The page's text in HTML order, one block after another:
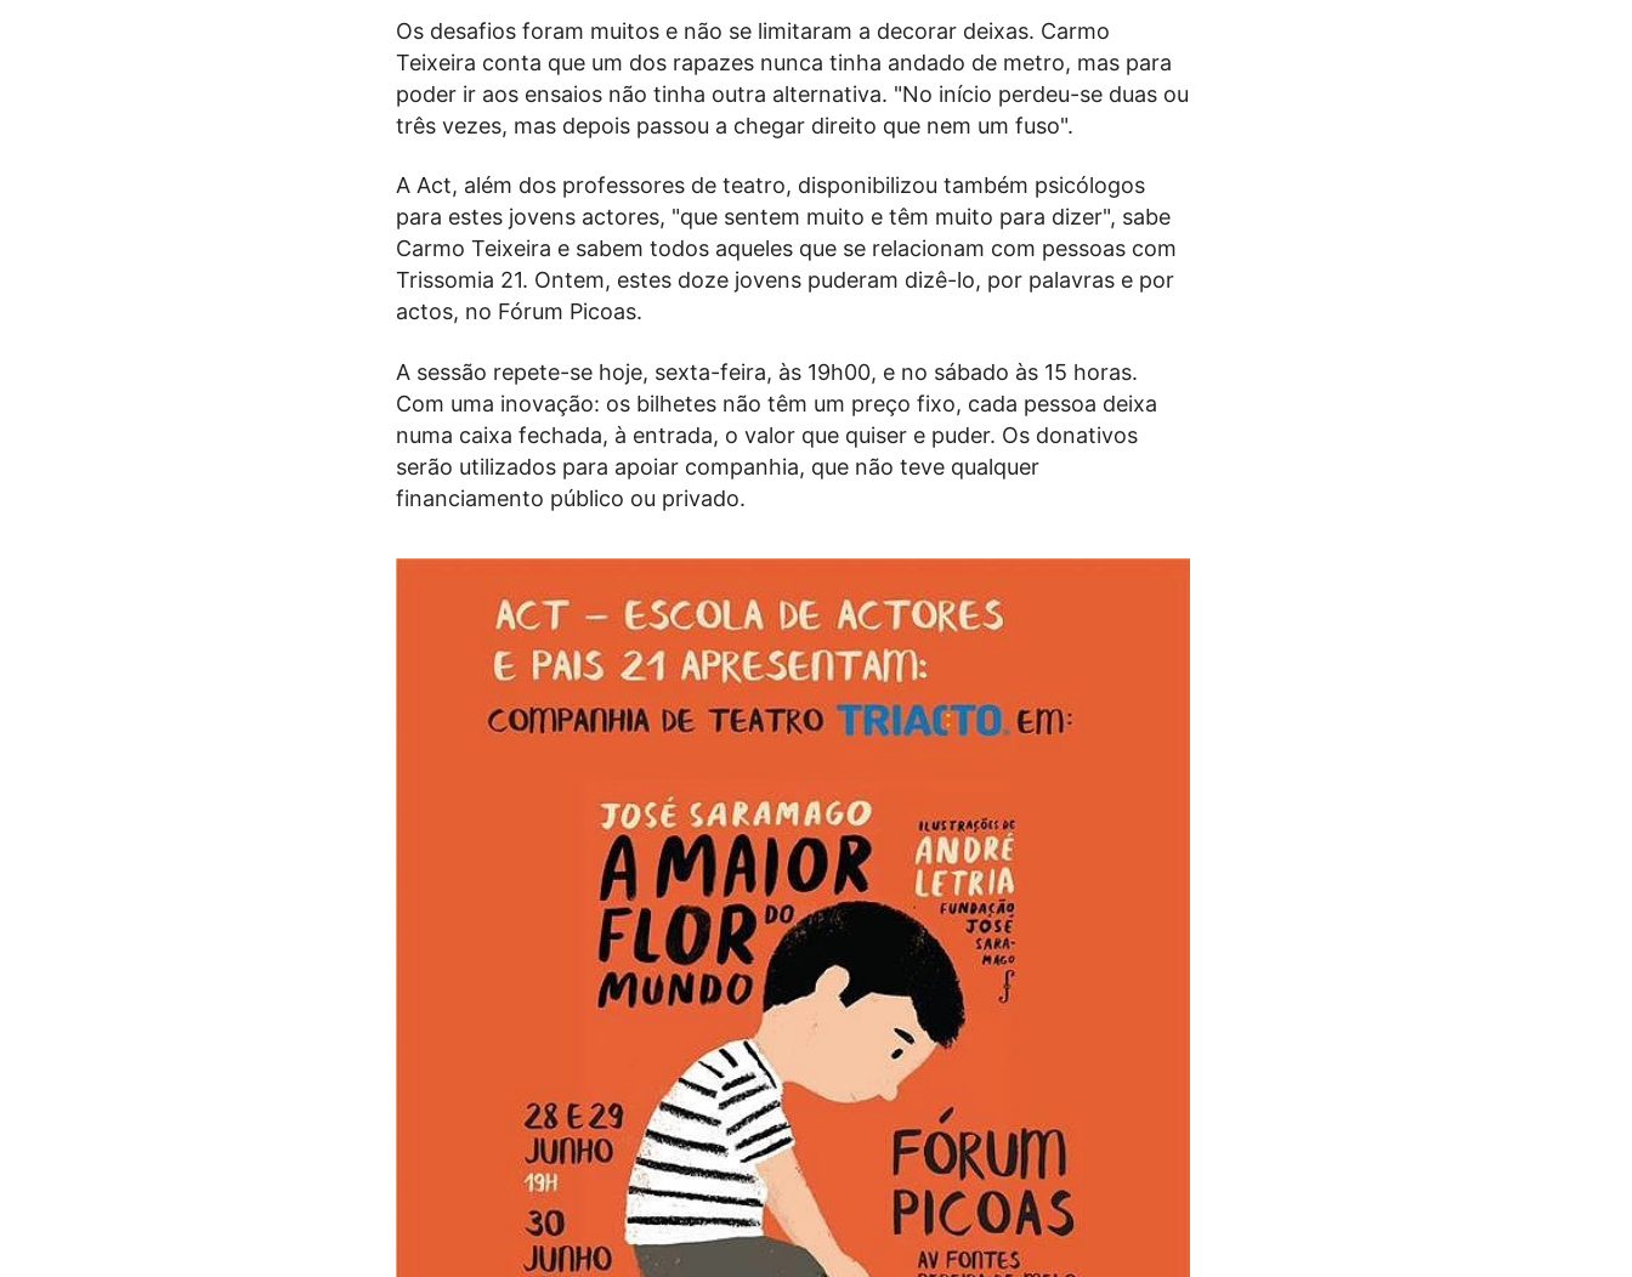
Os desafios foram muitos e não se limitaram a decorar deixas. Carmo
Teixeira conta que um dos rapazes nunca tinha andado de metro, mas para
poder ir aos ensaios não tinha outra alternativa. "No início perdeu-se duas ou
três vezes, mas depois passou a chegar direito que nem um fuso".
A Act, além dos professores de teatro, disponibilizou também psicólogos
para estes jovens actores, "que sentem muito e têm muito para dizer", sabe
Carmo Teixeira e sabem todos aqueles que se relacionam com pessoas com
Trissomia 21. Ontem, estes doze jovens puderam dizê-lo, por palavras e por
actos, no Fórum Picoas.
A sessão repete-se hoje, sexta-feira, às 19h00, e no sábado às 15 horas.
Com uma inovação: os bilhetes não têm um preço fixo, cada pessoa deixa
numa caixa fechada, à entrada, o valor que quiser e puder. Os donativos
serão utilizados para apoiar companhia, que não teve qualquer
financiamento público ou privado.